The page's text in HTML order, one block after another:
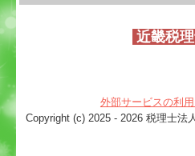
近畿税
外部サービスの利
Copyright (c) 2025 - 2026 税理士法